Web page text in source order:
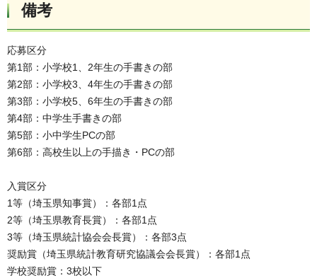
備考
応募区分
第1部：小学校1、2年生の手書きの部
第2部：小学校3、4年生の手書きの部
第3部：小学校5、6年生の手書きの部
第4部：中学生手書きの部
第5部：小中学生PCの部
第6部：高校生以上の手描き・PCの部
入賞区分
1等（埼玉県知事賞）：各部1点
2等（埼玉県教育長賞）：各部1点
3等（埼玉県統計協会会長賞）：各部3点
奨励賞（埼玉県統計教育研究協議会会長賞）：各部1点
学校奨励賞：3校以下